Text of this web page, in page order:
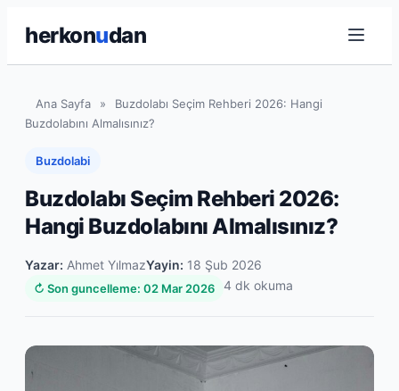
herkonudan
Ana Sayfa »
Buzdolabı Seçim Rehberi 2026: Hangi
Buzdolabını Almalısınız?
Buzdolabi
Buzdolabı Seçim Rehberi 2026:
Hangi Buzdolabını Almalısınız?
Yazar: Ahmet YılmazYayin: 18 Şub 2026
↻ Son guncelleme: 02 Mar 2026 4 dk okuma